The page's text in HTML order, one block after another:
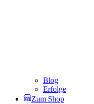
Blog
Erfolge
Zum Shop